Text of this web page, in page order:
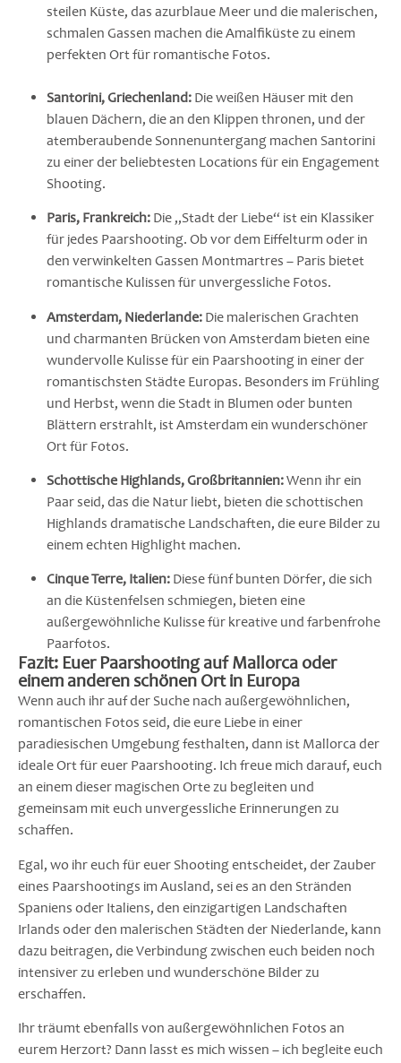
steilen Küste, das azurblaue Meer und die malerischen,
schmalen Gassen machen die Amalfiküste zu einem
perfekten Ort für romantische Fotos.
Santorini, Griechenland: Die weißen Häuser mit den
blauen Dächern, die an den Klippen thronen, und der
atemberaubende Sonnenuntergang machen Santorini
zu einer der beliebtesten Locations für ein Engagement
Shooting.
Paris, Frankreich: Die „Stadt der Liebe“ ist ein Klassiker
für jedes Paarshooting. Ob vor dem Eiffelturm oder in
den verwinkelten Gassen Montmartres – Paris bietet
romantische Kulissen für unvergessliche Fotos.
Amsterdam, Niederlande: Die malerischen Grachten
und charmanten Brücken von Amsterdam bieten eine
wundervolle Kulisse für ein Paarshooting in einer der
romantischsten Städte Europas. Besonders im Frühling
und Herbst, wenn die Stadt in Blumen oder bunten
Blättern erstrahlt, ist Amsterdam ein wunderschöner
Ort für Fotos.
Schottische Highlands, Großbritannien:Wenn ihr ein
Paar seid, das die Natur liebt, bieten die schottischen
Highlands dramatische Landschaften, die eure Bilder zu
einem echten Highlight machen.
Cinque Terre, Italien: Diese fünf bunten Dörfer, die sich
an die Küstenfelsen schmiegen, bieten eine
außergewöhnliche Kulisse für kreative und farbenfrohe
Paarfotos.
Fazit: Euer Paarshooting auf Mallorca oder
einem anderen schönen Ort in Europa
Wenn auch ihr auf der Suche nach außergewöhnlichen,
romantischen Fotos seid, die eure Liebe in einer
paradiesischen Umgebung festhalten, dann ist Mallorca der
ideale Ort für euer Paarshooting. Ich freue mich darauf, euch
an einem dieser magischen Orte zu begleiten und
gemeinsam mit euch unvergessliche Erinnerungen zu
schaffen.
Egal, wo ihr euch für euer Shooting entscheidet, der Zauber
eines Paarshootings im Ausland, sei es an den Stränden
Spaniens oder Italiens, den einzigartigen Landschaften
Irlands oder den malerischen Städten der Niederlande, kann
dazu beitragen, die Verbindung zwischen euch beiden noch
intensiver zu erleben und wunderschöne Bilder zu
erschaffen.
Ihr träumt ebenfalls von außergewöhnlichen Fotos an
eurem Herzort? Dann lasst es mich wissen – ich begleite euch